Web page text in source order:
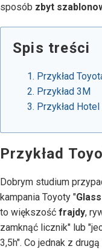
sposób zbyt
Spis treści
Przykład
Przykład 3M
Przykład
Przykład
Dobrym studium
kampania Toyoty "
to większość frajdy,
zamknąć licznik" lub
3,5h". Co jednak z